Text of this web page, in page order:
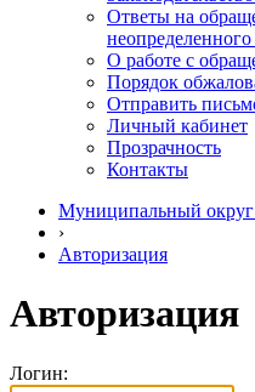
Ответы на
О работе с
Порядок
Отправить
Личный кабинет
Прозрачность
Контакты
Муниципальный
›
Авторизация
Авторизация
Логин: